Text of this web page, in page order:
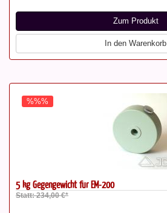
Zum Produkt
In den Warenkorb
%%%
5 kg Gegengewicht für EM-200
Statt: 234,00 €*